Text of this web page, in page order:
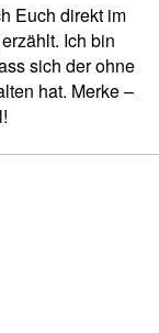
Euch direkt im
erzählt. Ich bin
sich der ohne
hat. Merke –